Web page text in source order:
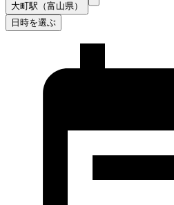
大町駅（富山県）
日時を選ぶ